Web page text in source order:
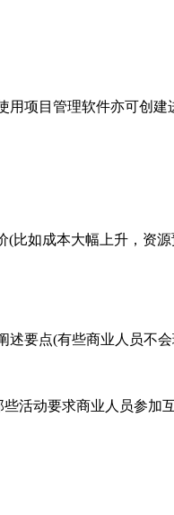
项目管理软件亦可创建
成本大幅上升，资源
要点(有些商业人员不会
动要求商业人员参加